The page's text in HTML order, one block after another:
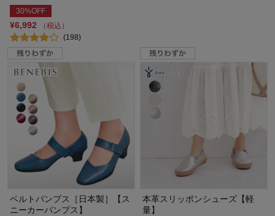
30%OFF
¥6,992
（税込）
(198)
ベルトパンプス［日本製］【ス
ニーカーパンプス】
本革スリッポンシューズ【軽
量】